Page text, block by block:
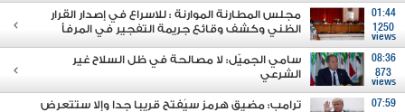
01:44
1250
views
مجلس المطارنة الموارنة : للاسراع في إصدار القرار
الظني وكشف وقائع جريمة التفجير في المرفأ
08:36
873
views
سامي الجميّل: لا مصالحة في ظل السلاح غير
الشرعي
07:59
ترامب: مضيق هرمز سيُفتح قريبا جدا وإلا ستتعرض